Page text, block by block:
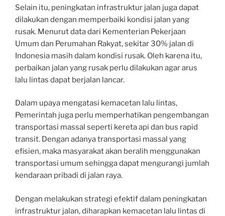
Selain itu, peningkatan infrastruktur jalan juga dapat
dilakukan dengan memperbaiki kondisi jalan yang
rusak. Menurut data dari Kementerian Pekerjaan
Umum dan Perumahan Rakyat, sekitar 30% jalan di
Indonesia masih dalam kondisi rusak. Oleh karena itu,
perbaikan jalan yang rusak perlu dilakukan agar arus
lalu lintas dapat berjalan lancar.
Dalam upaya mengatasi kemacetan lalu lintas,
Pemerintah juga perlu memperhatikan pengembangan
transportasi massal seperti kereta api dan bus rapid
transit. Dengan adanya transportasi massal yang
efisien, maka masyarakat akan beralih menggunakan
transportasi umum sehingga dapat mengurangi jumlah
kendaraan pribadi di jalan raya.
Dengan melakukan strategi efektif dalam peningkatan
infrastruktur jalan, diharapkan kemacetan lalu lintas di